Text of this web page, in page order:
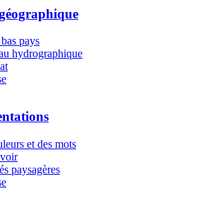
pays
hydrographique
et des mots
voir
paysagères